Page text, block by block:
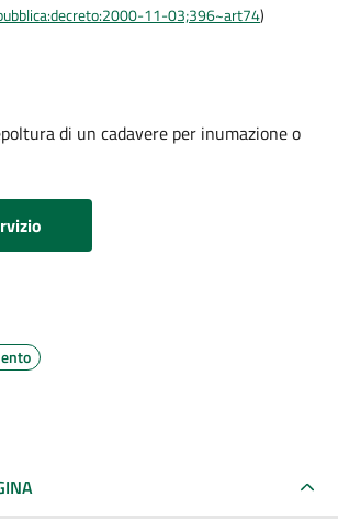
11-03;396~art74)
di un cadavere per inumazione o